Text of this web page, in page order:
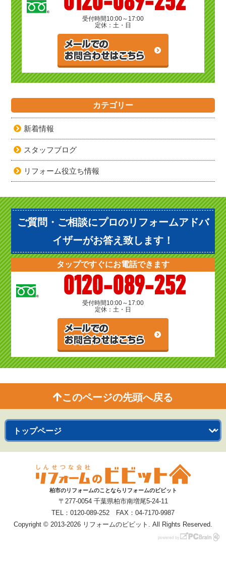
受付時間 10:00～17:00
定休：土・日
カテゴリー
新着情報
スタッフブログ
リフォーム役立ち情報
ご質問・ご相談にプロのリフォームアドバ
イザーがお答え致します！
タップですぐにお電話できます
0120-089-252
受付時間10:00～17:00
定休：土・日
このページの先頭へ戻る
柏市のリフォームのことならリフォームのビビット
〒277-0054 千葉県柏市南増尾5-24-11
TEL：0120-089-252 FAX：04-7170-9987
Copyright © 2013-2026 リフォームのビビット. All Rights Reserved.